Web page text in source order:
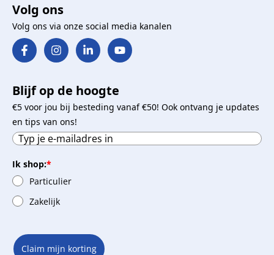
Volg ons
Volg ons via onze social media kanalen
Blijf op de hoogte
€5 voor jou bij besteding vanaf €50! Ook ontvang je updates
en tips van ons!
Ik shop:*
Particulier
Zakelijk
Claim mijn korting